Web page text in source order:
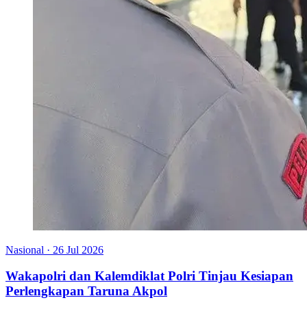
Nasional · 26 Jul 2026
Wakapolri dan Kalemdiklat Polri Tinjau Kesiapan
Perlengkapan Taruna Akpol